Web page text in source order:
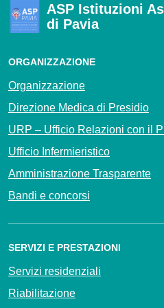
ASP Istituzioni
di Pavia
ORGANIZZAZIONE
Organizzazione
Direzione Medica di Presidio
URP – Ufficio Relazioni con il
Ufficio Infermieristico
Amministrazione Trasparente
Bandi e concorsi
SERVIZI E PRESTAZIONI
Servizi residenziali
Riabilitazione